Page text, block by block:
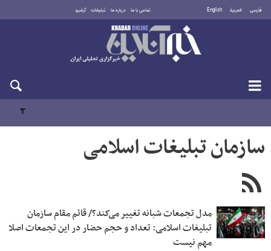
فارسی العربية English تماس با ما درباره ما تبلیغات آرشیو
پنجشنبه ۱۵ مرداد ۱۴۰۵
سازمان تبلیغات اسلامی
مدل تجمعات شبانه تغییر می‌کند؟/ قائم مقام سازمان
تبلیغات اسلامی: تعداد و حجم حضار در این تجمعات اصلا
مهم نیست